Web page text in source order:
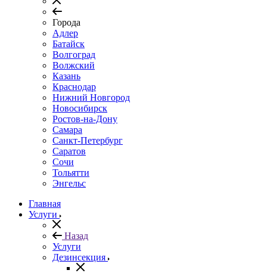
Города
Адлер
Батайск
Волгоград
Волжский
Казань
Краснодар
Нижний Новгород
Новосибирск
Ростов-на-Дону
Самара
Санкт-Петербург
Саратов
Сочи
Тольятти
Энгельс
Главная
Услуги
Назад
Услуги
Дезинсекция